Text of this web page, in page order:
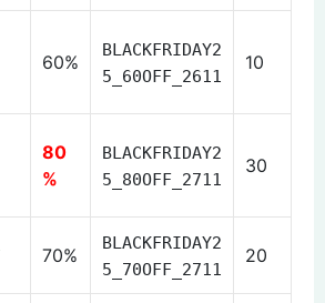
60%
BLACKFRIDAY2
5_60OFF_2611
10
80
%
BLACKFRIDAY2
5_80OFF_2711
30
70%
BLACKFRIDAY2
5_70OFF_2711
20